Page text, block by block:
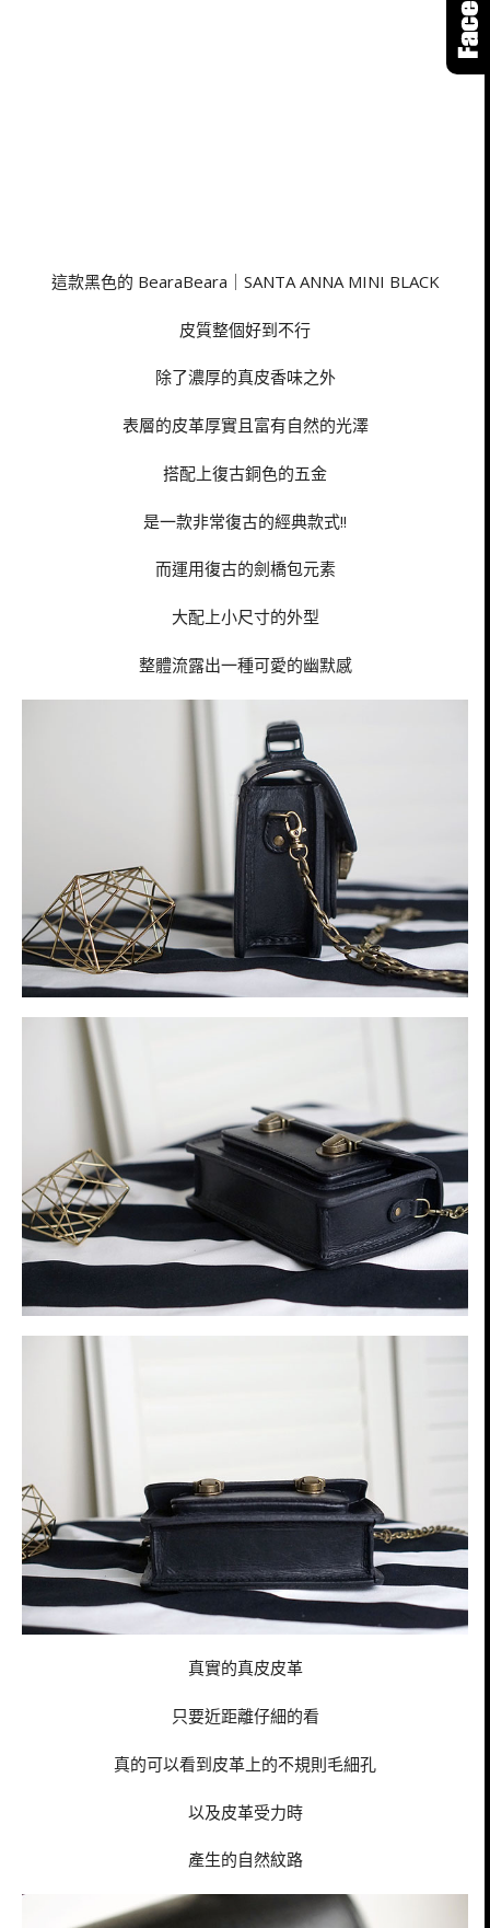
這款黑色的 BearaBeara｜SANTA ANNA MINI BLACK
皮質整個好到不行
除了濃厚的真皮香味之外
表層的皮革厚實且富有自然的光澤
搭配上復古銅色的五金
是一款非常復古的經典款式!!
而運用復古的劍橋包元素
大配上小尺寸的外型
整體流露出一種可愛的幽默感
真實的真皮皮革
只要近距離仔細的看
真的可以看到皮革上的不規則毛細孔
以及皮革受力時
產生的自然紋路